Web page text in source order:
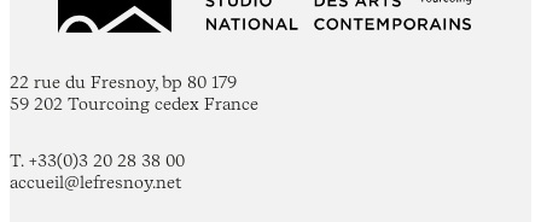
22 rue du Fresnoy, bp 80 179
59 202 Tourcoing cedex France
T. +33(0)3 20 28 38 00
accueil@lefresnoy.net